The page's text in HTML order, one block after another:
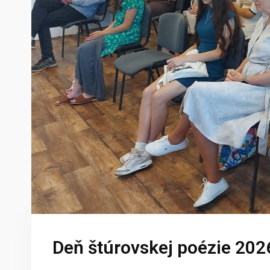
Deň štúrovskej poézie